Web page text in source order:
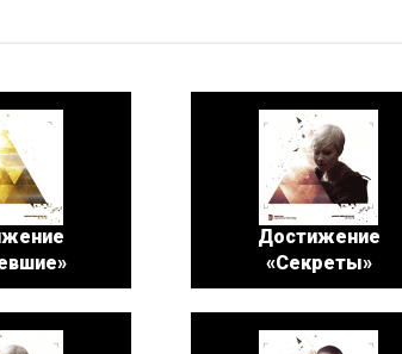
Достижение
«Секреты»